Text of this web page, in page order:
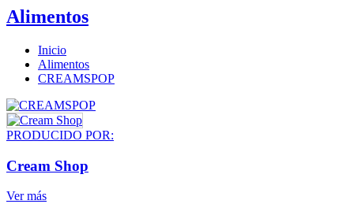
Alimentos
Inicio
Alimentos
CREAMSPOP
PRODUCIDO POR:
Cream Shop
Ver más